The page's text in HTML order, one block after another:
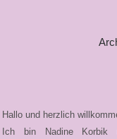
Hallo und herzlich
Ich bin Nadine Korbik